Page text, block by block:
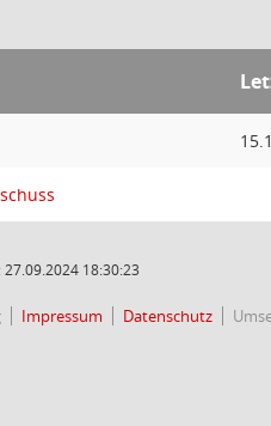
18:30:23
Impressum Datenschutz